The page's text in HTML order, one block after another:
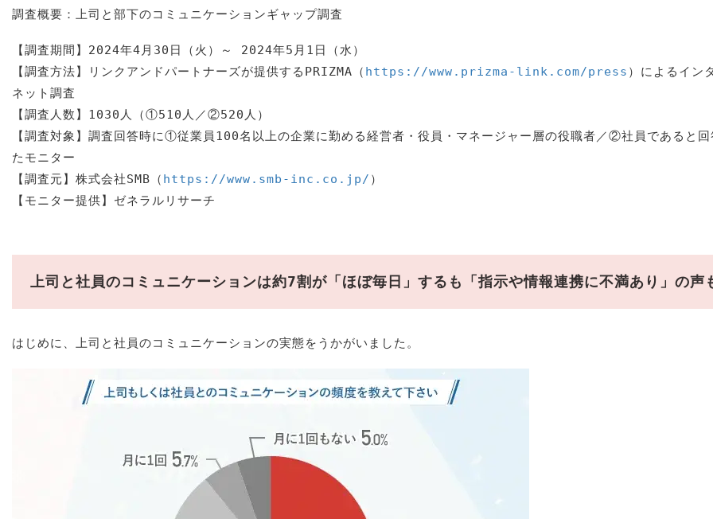
調査概要：上司と部下のコミュニケーションギャップ調査
【調査期間】2024年4月30日（火）～ 2024年5月1日（水）
【調査方法】リンクアンドパートナーズが提供するPRIZMA（ https://www.prizma-link.com/press ）によるイン
ネット調査
【調査人数】1030人（①510人／②520人）
【調査対象】調査回答時に①従業員100名以上の企業に勤める経営者・役員・マネージャー層の役職者／②社員であると
たモニター
【調査元】株式会社SMB（ https://www.smb-inc.co.jp/ ）
【モニター提供】ゼネラルリサーチ
上司と社員のコミュニケーションは約7割が「ほぼ毎日」するも「指示や情報連携に不満あり」の声
はじめに、上司と社員のコミュニケーションの実態をうかがいました。